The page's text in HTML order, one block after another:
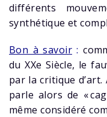
différents
synthétique et
Bon à savoir:
du XXe Siècle, le
par la critique d’art.
parle alors de «
même considéré